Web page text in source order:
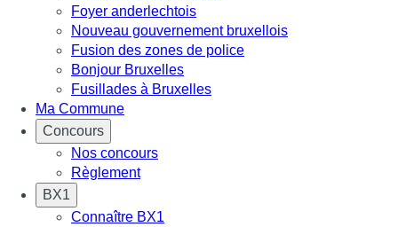
Foyer anderlechtois
Nouveau gouvernement bruxellois
Fusion des zones de police
Bonjour Bruxelles
Fusillades à Bruxelles
Ma Commune
Concours
Nos concours
Règlement
BX1
Connaître BX1